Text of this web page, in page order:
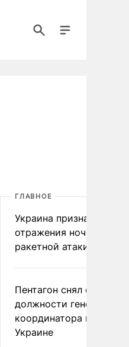
ГЛАВНОЕ
Украина признала
отражения ночной
ракетной атаки
Пентагон снял с
должности генерала-
координатора помощи
Украине